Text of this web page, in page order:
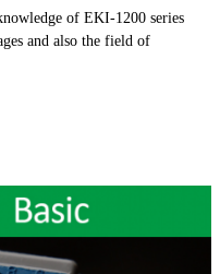
of EKI-1200 series
and also the field of